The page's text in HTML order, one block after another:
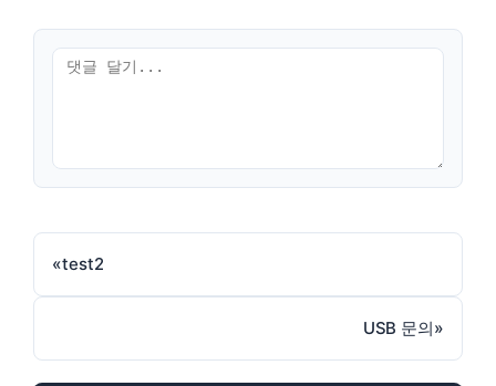
«test2
USB 문의»